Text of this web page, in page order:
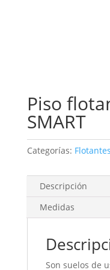
Piso
SMART
Categorías:
Descripción
Medidas
Son suelos de